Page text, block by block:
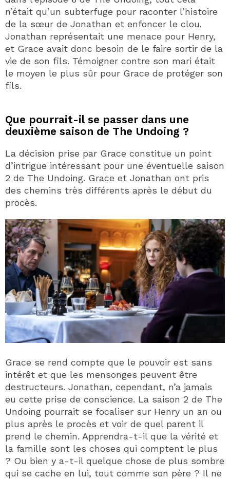
n’était qu’un subterfuge pour raconter l’histoire
de la sœur de Jonathan et enfoncer le clou.
Jonathan représentait une menace pour Henry,
et Grace avait donc besoin de le faire sortir de la
vie de son fils. Témoigner contre son mari était
le moyen le plus sûr pour Grace de protéger son
fils.
Que pourrait-il se passer dans une
deuxième saison de The Undoing ?
La décision prise par Grace constitue un point
d’intrigue intéressant pour une éventuelle saison
2 de The Undoing. Grace et Jonathan ont pris
des chemins très différents après le début du
procès.
Grace se rend compte que le pouvoir est sans
intérêt et que les mensonges peuvent être
destructeurs. Jonathan, cependant, n’a jamais
eu cette prise de conscience. La saison 2 de The
Undoing pourrait se focaliser sur Henry un an ou
plus après le procès et voir de quel parent il
prend le chemin. Apprendra-t-il que la vérité et
la famille sont les choses qui comptent le plus
? Ou bien y a-t-il quelque chose de plus sombre
qui se cache en lui, tout comme son père ? Il ne